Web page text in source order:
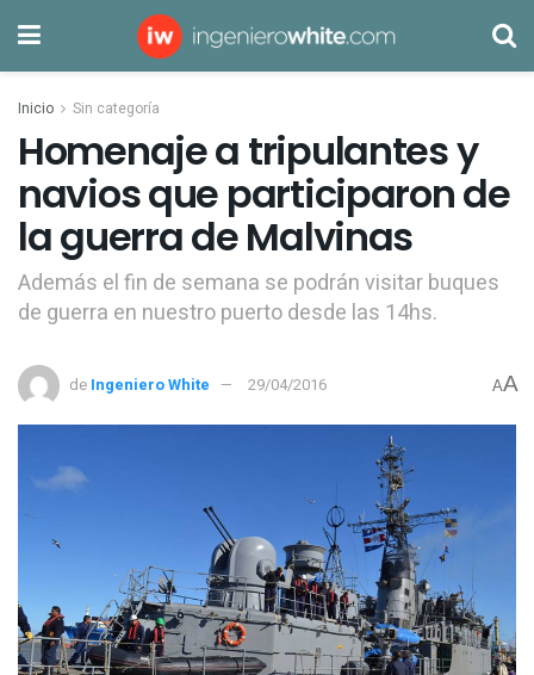
Inicio Sin categoría
Homenaje a tripulantes y
navios que participaron de
la guerra de Malvinas
Además el fin de semana se podrán visitar buques
de guerra en nuestro puerto desde las 14hs.
de Ingeniero White 29/04/2016 AA